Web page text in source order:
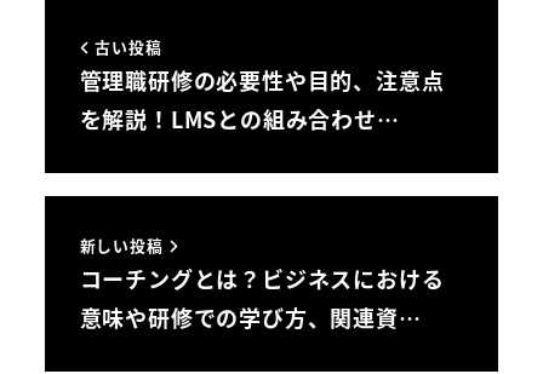
古い投稿
管理職研修の必要性や目的、注意点
を解説！LMSとの組み合わせ…
新しい投稿
コーチングとは？ビジネスにおける
意味や研修での学び方、関連資…